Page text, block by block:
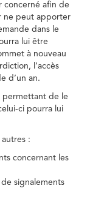
concerné afin de
ne peut apporter
dans le
lui être
à nouveau
l’accès
d’un an.
permettant de le
ci pourra lui
:
concernant les
signalements